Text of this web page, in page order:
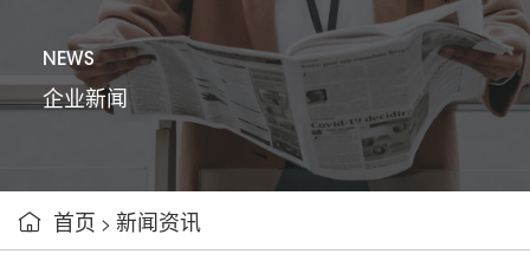
NEWS
企业新闻
 首页 > 新闻资讯